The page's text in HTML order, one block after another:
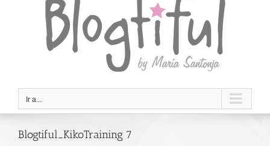
Ir a...
Blogtiful_KikoTraining 7